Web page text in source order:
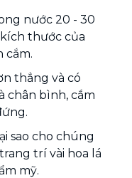
nước 20 - 30
thước của
cắm.
thẳng và có
chân bình, cắm
sao cho chúng
trí vài hoa lá
mỹ.